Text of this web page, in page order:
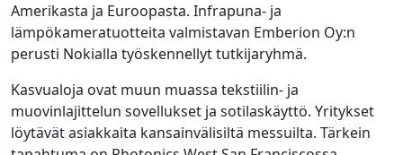
Amerikasta ja Euroopasta. Infrapuna- ja
lämpökameratuotteita valmistavan Emberion Oy:n
perusti Nokialla työskennellyt tutkijaryhmä.
Kasvualoja ovat muun muassa tekstiilin- ja
muovinlajittelun sovellukset ja sotilaskäyttö. Yritykset
löytävät asiakkaita kansainvälisiltä messuilta. Tärkein